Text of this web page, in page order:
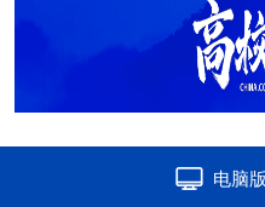
电脑版